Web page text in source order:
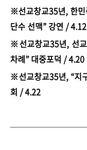
※선교창교35년, 한민
단수 선맥” 강연 / 4.12
※선교창교35년, 선
차례” 대중포덕 / 4.20
※선교창교35년, “지
회 / 4.22